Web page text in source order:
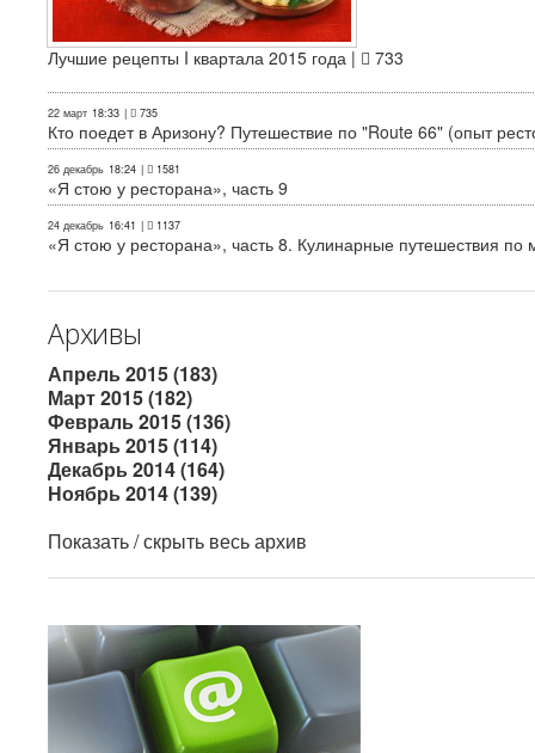
Лучшие рецепты I квартала 2015 года | 733
22 март 18:33 | 735
Кто поедет в Аризону? Путешествие по "Route 66" (опыт
26 декабрь 18:24 | 1581
«Я стою у ресторана», часть 9
24 декабрь 16:41 | 1137
«Я стою у ресторана», часть 8. Кулинарные путешествия по
Архивы
Апрель 2015 (183)
Март 2015 (182)
Февраль 2015 (136)
Январь 2015 (114)
Декабрь 2014 (164)
Ноябрь 2014 (139)
Показать / скрыть весь архив